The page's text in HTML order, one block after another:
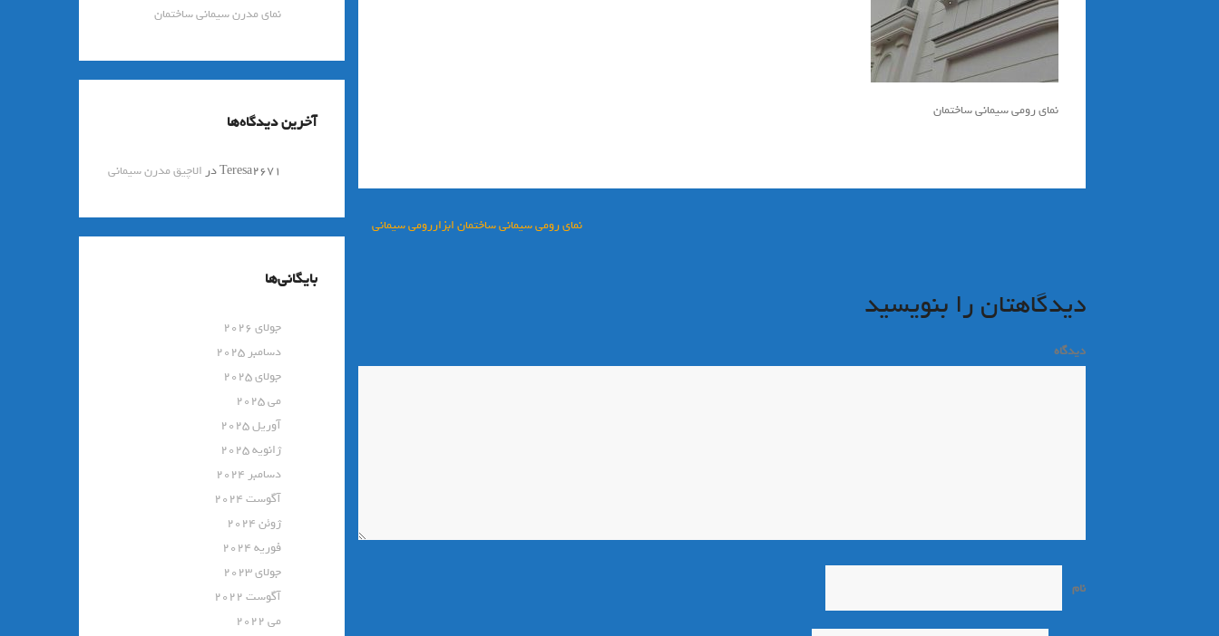
نماي رومي سيماني ساختمان
نماي رومي سيماني ساختمان ابزاررومي سيماني
دیدگاهتان را بنویسید
دیدگاه
نام
نمای مدرن سیمانی ساختمان
آخرین دیدگاه‌ها
Teresa2671در الاچیق مدرن سیمانی
بایگانی‌ها
جولای 2026
دسامبر 2025
جولای 2025
می 2025
آوریل 2025
ژانویه 2025
دسامبر 2024
آگوست 2024
ژوئن 2024
فوریه 2024
جولای 2023
آگوست 2022
می 2022